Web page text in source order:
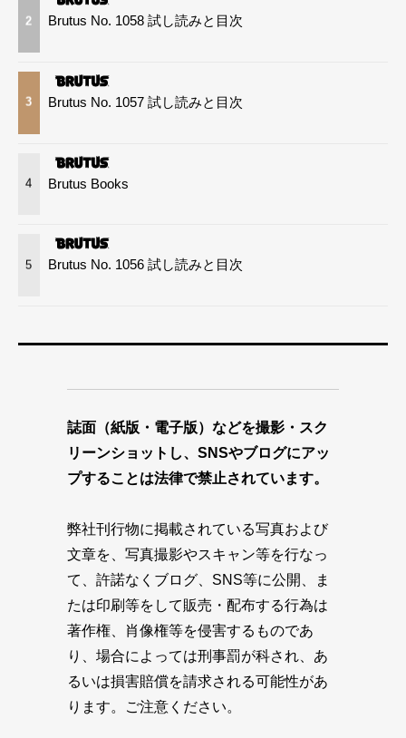
2 Brutus No. 1058 試し読みと目次
3 Brutus No. 1057 試し読みと目次
4 Brutus Books
5 Brutus No. 1056 試し読みと目次
誌面（紙版・電子版）などを撮影・スク
リーンショットし、SNSやブログにアッ
プすることは法律で禁止されています。
弊社刊行物に掲載されている写真および
文章を、写真撮影やスキャン等を行なっ
て、許諾なくブログ、SNS等に公開、ま
たは印刷等をして販売・配布する行為は
著作権、肖像権等を侵害するものであ
り、場合によっては刑事罰が科され、あ
るいは損害賠償を請求される可能性があ
ります。ご注意ください。